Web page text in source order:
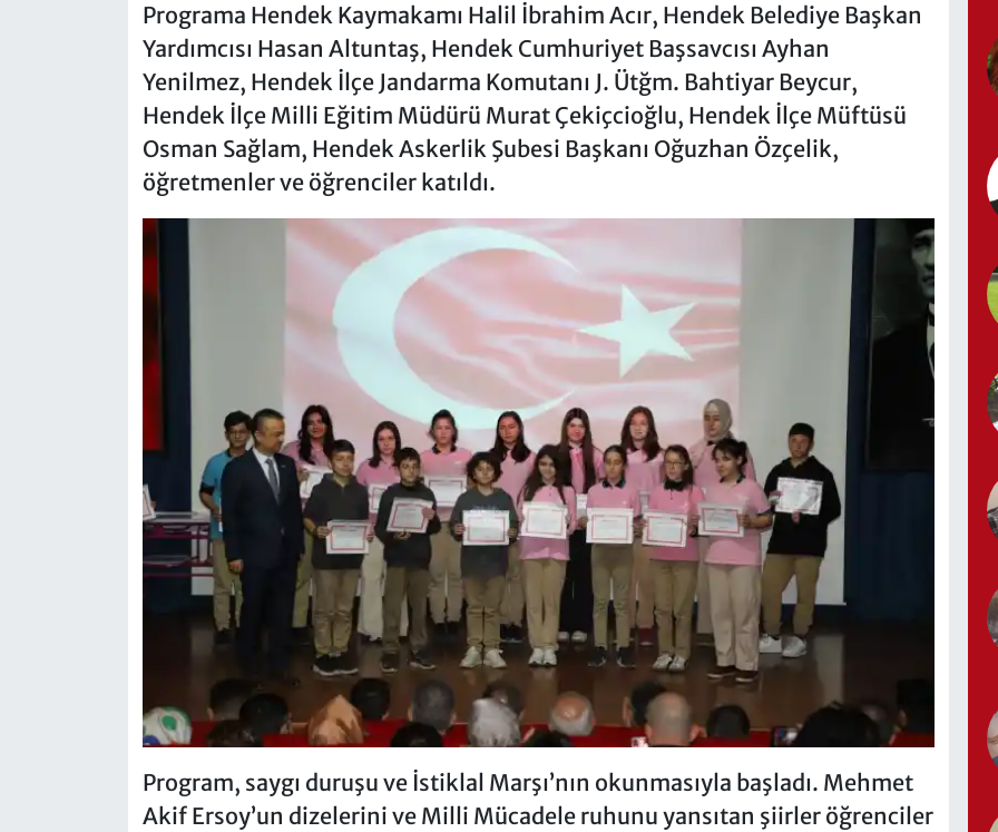
Programa Hendek Kaymakamı Halil İbrahim Acır, Hendek Belediye Başkan
Yardımcısı Hasan Altuntaş, Hendek Cumhuriyet Başsavcısı Ayhan
Yenilmez, Hendek İlçe Jandarma Komutanı J. Ütğm. Bahtiyar Beycur,
Hendek İlçe Milli Eğitim Müdürü Murat Çekiçcioğlu, Hendek İlçe Müftüsü
Osman Sağlam, Hendek Askerlik Şubesi Başkanı Oğuzhan Özçelik,
öğretmenler ve öğrenciler katıldı.
Program, saygı duruşu ve İstiklal Marşı’nın okunmasıyla başladı. Mehmet
Akif Ersoy’un dizelerini ve Milli Mücadele ruhunu yansıtan şiirler öğrenciler